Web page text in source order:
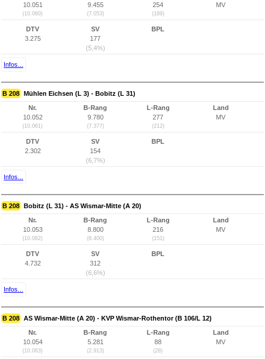
10.051
(10.060)
9.455
(7.053)
254
(189)
MV
DTV
3.275
SV
177
(5,4%)
BPL
Infos...
B 208 Mühlen Eichsen (L 3) - Bobitz (L 31)
Nr.
10.052
(10.061)
B-Rang
9.780
(7.377)
L-Rang
277
(212)
Land
MV
DTV
2.302
SV
154
(6,7%)
BPL
Infos...
B 208 Bobitz (L 31) - AS Wismar-Mitte (A 20)
Nr.
10.053
(10.062)
B-Rang
8.800
(6.400)
L-Rang
216
(151)
Land
MV
DTV
4.732
SV
312
(6,6%)
BPL
Infos...
B 208 AS Wismar-Mitte (A 20) - KVP Wismar-Rothentor (B 106/L 12)
Nr.
10.054
(10.063)
B-Rang
5.281
(2.913)
L-Rang
88
(28)
Land
MV